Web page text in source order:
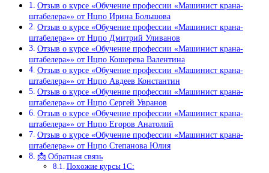
Отзыв о курсе «Обучение профессии «Машинист крана-
штабелера»» от Нцпо Ирина Большова
Отзыв о курсе «Обучение профессии «Машинист крана-
штабелера»» от Нцпо Дмитрий Уливанов
Отзыв о курсе «Обучение профессии «Машинист крана-
штабелера»» от Нцпо Кошерева Валентина
Отзыв о курсе «Обучение профессии «Машинист крана-
штабелера»» от Нцпо Авдеев Константин
Отзыв о курсе «Обучение профессии «Машинист крана-
штабелера»» от Нцпо Сергей Увранов
Отзыв о курсе «Обучение профессии «Машинист крана-
штабелера»» от Нцпо Егоров Анатолий
Отзыв о курсе «Обучение профессии «Машинист крана-
штабелера»» от Нцпо Степанова Юлия
📩 Обратная связь
Похожие курсы 1С: